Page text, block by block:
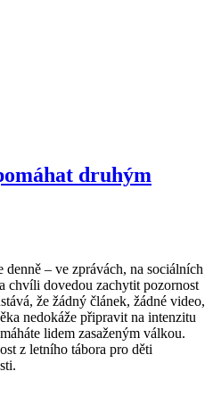
druhým
–⁠ ve zprávách, na sociálních
chvíli dovedou zachytit pozornost
že žádný článek, žádné video,
nedokáže připravit na intenzitu
lidem zasaženým válkou.
z letního tábora pro děti